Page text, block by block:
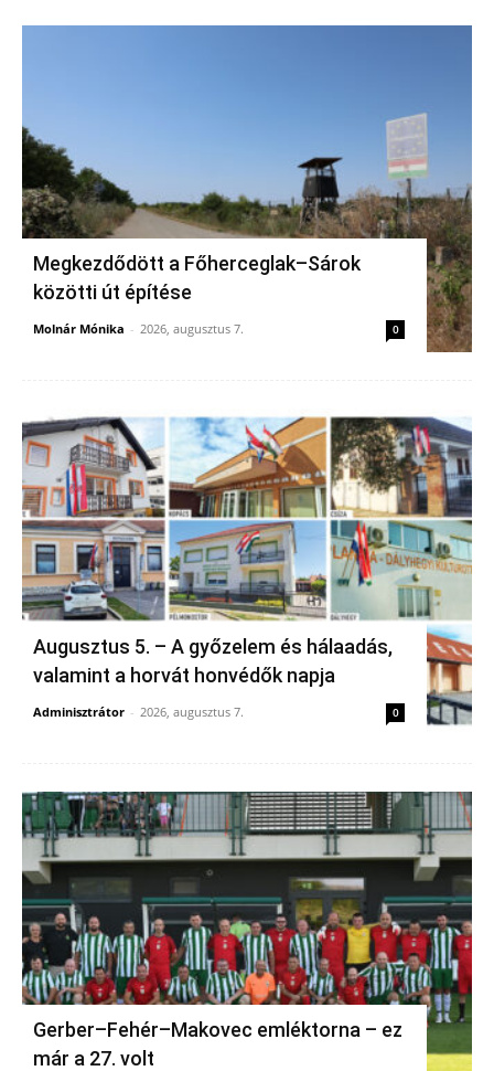
Megkezdődött a Főherceglak–Sárok
közötti út építése
Molnár Mónika - 2026, augusztus 7. 0
Augusztus 5. – A győzelem és hálaadás,
valamint a horvát honvédők napja
Adminisztrátor - 2026, augusztus 7. 0
Gerber–Fehér–Makovec emléktorna – ez
már a 27. volt